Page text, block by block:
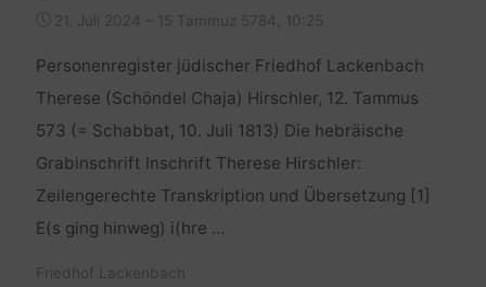
21. Juli 2024 – 15 Tammuz 5784, 10:25
Personenregister jüdischer Friedhof Lackenbach
Therese (Schöndel Chaja) Hirschler, 12. Tammus
573 (= Schabbat, 10. Juli 1813) Die hebräische
Grabinschrift Inschrift Therese Hirschler:
Zeilengerechte Transkription und Übersetzung [1]
E(s ging hinweg) i(hre …
Friedhof Lackenbach